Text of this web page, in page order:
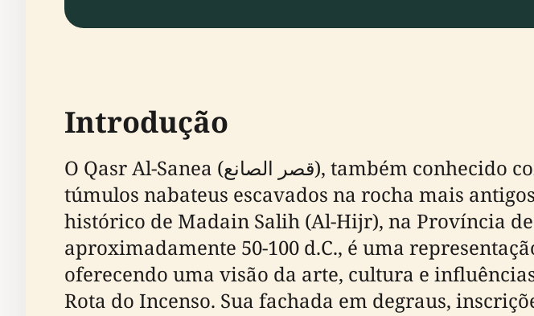
Introdução
O Qasr Al-Sanea (قصر الصانع), também conhecido como Túmulo de Al Sanea, destaca-se como um dos
túmulos nabateus escavados na rocha mais
histórico de Madain Salih (Al-Hijr), na Província
aproximadamente 50-100 d.C., é uma
oferecendo uma visão da arte, cultura e
Rota do Incenso. Sua fachada em degraus,